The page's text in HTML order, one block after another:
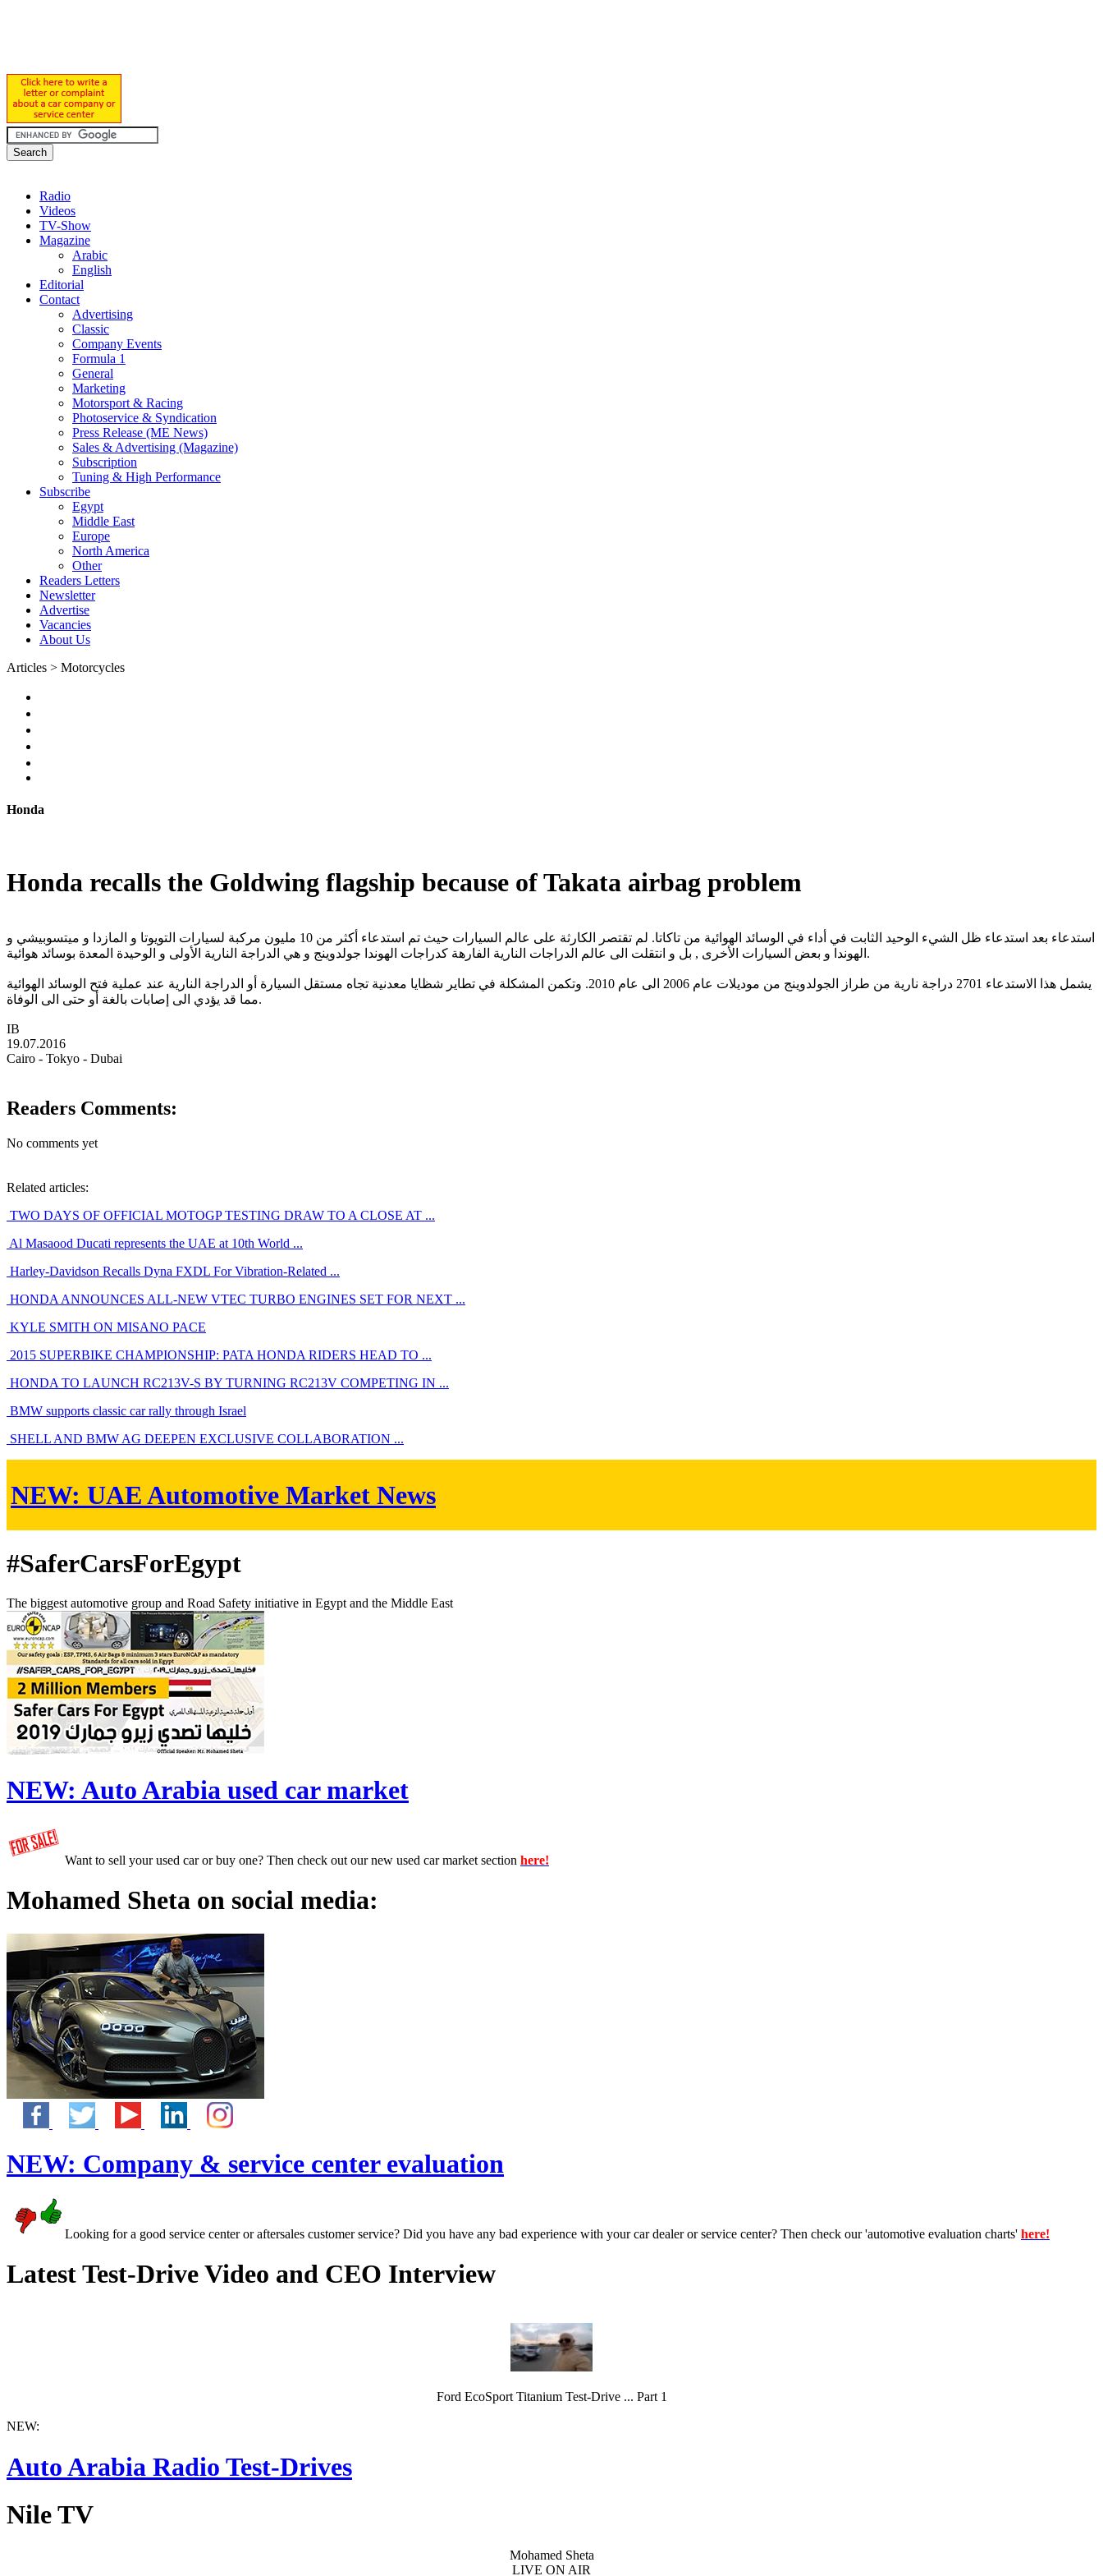
Radio
Videos
TV-Show
Magazine
Arabic
English
Editorial
Contact
Advertising
Classic
Company Events
Formula 1
General
Marketing
Motorsport & Racing
Photoservice & Syndication
Press Release (ME News)
Sales & Advertising (Magazine)
Subscription
Tuning & High Performance
Subscribe
Egypt
Middle East
Europe
North America
Other
Readers Letters
Newsletter
Advertise
Vacancies
About Us
Articles > Motorcycles
Honda
Honda recalls the Goldwing flagship because of Takata airbag problem
استدعاء بعد استدعاء ظل الشيء الوحيد الثابت في أداء في الوسائد الهوائية من تاكاتا. لم تقتصر الكارثة على عالم السيارات حيث تم استدعاء أكثر من 10 مليون مركبة لسيارات التويوتا و المازدا و ميتسوبيشي و
الهوندا و بعض السيارات الأخرى , بل و انتقلت الى عالم الدراجات النارية الفارهة كدراجات الهوندا جولدوينج و هي الدراجة النارية الأولى و الوحيدة المعدة بوسائد هوائية.
يشمل هذا الاستدعاء 2701 دراجة نارية من طراز الجولدوينج من موديلات عام 2006 الى عام 2010. وتكمن المشكلة في تطاير شظايا معدنية تجاه مستقل السيارة أو الدراجة النارية عند عملية فتح الوسائد الهوائية
مما قد يؤدي الى إصابات بالغة أو حتى الى الوفاة.
IB
19.07.2016
Cairo - Tokyo - Dubai
Readers Comments:
No comments yet
Related articles:
TWO DAYS OF OFFICIAL MOTOGP TESTING DRAW TO A CLOSE AT ...
Al Masaood Ducati represents the UAE at 10th World ...
Harley-Davidson Recalls Dyna FXDL For Vibration-Related ...
HONDA ANNOUNCES ALL-NEW VTEC TURBO ENGINES SET FOR NEXT ...
KYLE SMITH ON MISANO PACE
2015 SUPERBIKE CHAMPIONSHIP: PATA HONDA RIDERS HEAD TO ...
HONDA TO LAUNCH RC213V-S BY TURNING RC213V COMPETING IN ...
BMW supports classic car rally through Israel
SHELL AND BMW AG DEEPEN EXCLUSIVE COLLABORATION ...
NEW: UAE Automotive Market News
#SaferCarsForEgypt
The biggest automotive group and Road Safety initiative in Egypt and the Middle East
NEW: Auto Arabia used car market
Want to sell your used car or buy one? Then check out our new used car market section here!
Mohamed Sheta on social media:
NEW: Company & service center evaluation
Looking for a good service center or aftersales customer service? Did you have any bad experience with your car dealer or service center? Then check our 'automotive evaluation charts' here!
Latest Test-Drive Video and CEO Interview
Ford EcoSport Titanium Test-Drive ... Part 1
NEW:
Auto Arabia Radio Test-Drives
Nile TV
Mohamed Sheta
LIVE ON AIR